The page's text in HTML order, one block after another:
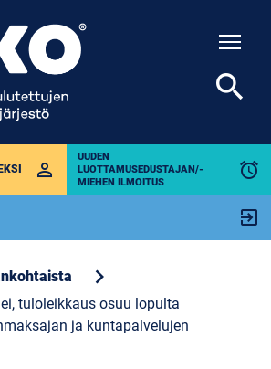
perm_identity
UUDEN
LUOTTAMUSEDUSTAJAN/-
MIEHEN ILMOITUS
alarm
exit_to_app
search
chevron_right
tuloleikkaus osuu lopulta
ja kuntapalvelujen